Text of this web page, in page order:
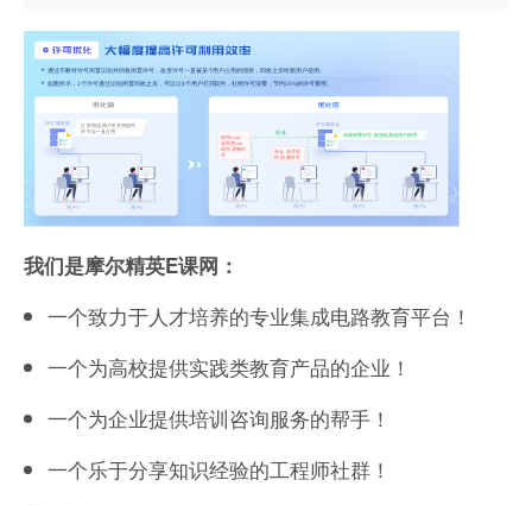
我们是摩尔精英E课网：
一个致力于人才培养的专业集成电路教育平台！
一个为高校提供实践类教育产品的企业！
一个为企业提供培训咨询服务的帮手！
一个乐于分享知识经验的工程师社群！